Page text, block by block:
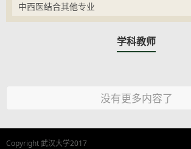
中西医结合其他专业
学科教师
没有更多内容了
Copyright 武汉大学2017